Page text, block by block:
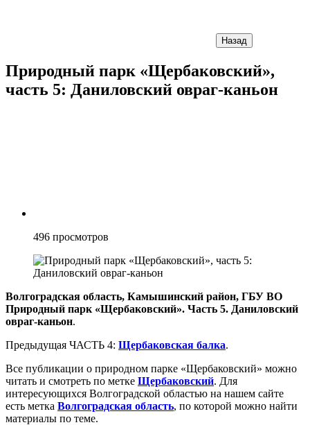
Назад
Природный парк «Щербаковский»,
часть 5: Даниловский овраг-каньон
496 просмотров
Волгоградская область, Камышинский район, ГБУ ВО
Природный парк «Щербаковский». Часть 5. Даниловский
овраг-каньон.
Предыдущая ЧАСТЬ 4: Щербаковская балка.
Все публикации о природном парке «Щербаковский» можно
читать и смотреть по метке Щербаковский. Для
интересующихся Волгоградской областью на нашем сайте
есть метка Волгоградская область, по которой можно найти
материалы по теме.